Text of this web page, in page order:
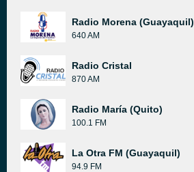
Radio Morena (Guayaquil)
640 AM
Radio Cristal
870 AM
Radio María (Quito)
100.1 FM
La Otra FM (Guayaquil)
94.9 FM